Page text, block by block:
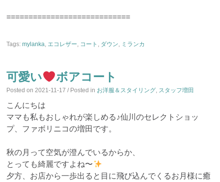
============================
Tags:mylanka, エコレザー, コート , ダウン, ミランカ
可愛い ボアコート
Posted on2021-11-17 / Posted in お洋服＆スタイリング, スタッフ増田
こんにちは
ママも私もおしゃれが楽しめる♪仙川のセレクトショッ
プ、ファボリニコの増田です。
秋の月って空気が澄んでいるからか、
とっても綺麗ですよね〜
夕方、お店から一歩出ると目に飛び込んでくるお月様に癒